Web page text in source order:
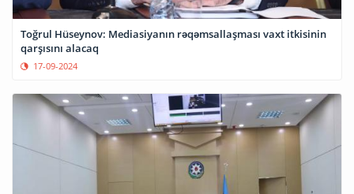
Toğrul Hüseynov: Mediasiyanın rəqəmsallaşması vaxt itkisinin
qarşısını alacaq
17-09-2024